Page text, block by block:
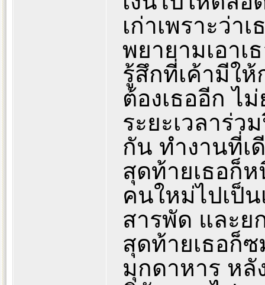
เก่าเพราะว่า
พยายามเอา
รู้สึกที่เค้ามีใ
ต้องเธออีก ไ
ระยะเวลาร่
กัน ทำงานที่เ
สุดท้ายเธอก็
คนใหม่ไปเป็
สารพัด และย
สุดท้ายเธอก็
มุกดาหาร ห